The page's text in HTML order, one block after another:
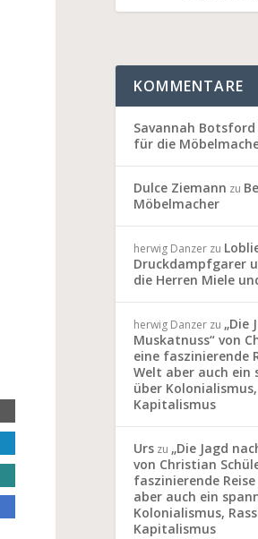
KOMMENTARE
Savannah Botsford
für die
Dulce Ziemann zu
Möbelmacher
herwig Danzerzu
Druckdampfgarer
die Herren Miele
herwig Danzerzu „Die
Muskatnuss“ von
eine faszinierende
Welt aber auch ein
über
Kapitalismus
Urszu „Die Jagd
von Christian
faszinierende
aber auch ein
Kolonialismus,
Kapitalismus